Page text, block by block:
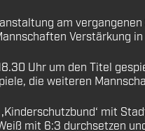
am
Verstärkung
Uhr um den Titel
die weiteren
mit
mit 6:3 durchsetzen